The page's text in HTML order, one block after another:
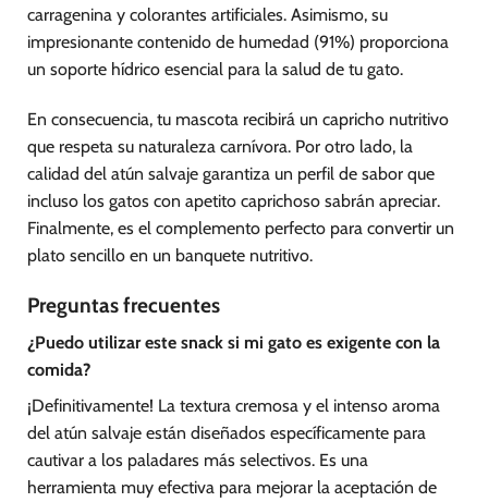
carragenina y colorantes artificiales. Asimismo, su
impresionante contenido de humedad (91%) proporciona
un soporte hídrico esencial para la salud de tu gato.
En consecuencia, tu mascota recibirá un capricho nutritivo
que respeta su naturaleza carnívora. Por otro lado, la
calidad del atún salvaje garantiza un perfil de sabor que
incluso los gatos con apetito caprichoso sabrán apreciar.
Finalmente, es el complemento perfecto para convertir un
plato sencillo en un banquete nutritivo.
Preguntas frecuentes
¿Puedo utilizar este snack si mi gato es exigente con la
comida?
¡Definitivamente! La textura cremosa y el intenso aroma
del atún salvaje están diseñados específicamente para
cautivar a los paladares más selectivos. Es una
herramienta muy efectiva para mejorar la aceptación de